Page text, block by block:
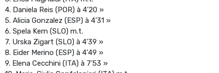
4. Daniela Reis (POR) à 4’20 »
5. Alicia Gonzalez (ESP) à 4’31 »
6. Spela Kern (SLO) m.t.
7. Urska Zigart (SLO) à 4’39 »
8. Eider Merino (ESP) à 4’49 »
9. Elena Cecchini (ITA) à 7’53 »